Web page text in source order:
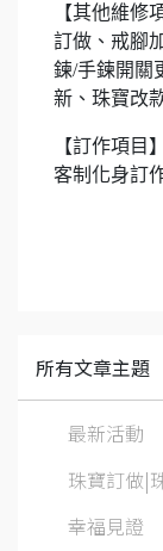
【其他維修
訂做、戒腳
鍊/手鍊開關
新、珠寶改
【訂作項目
客制化身訂
所有文章主題
最新活動
珠寶訂做|
幸福見證